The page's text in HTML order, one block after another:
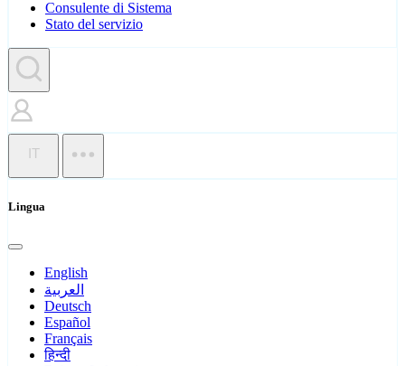
Consulente di Sistema
Stato del servizio
IT
Lingua
English
العربية
Deutsch
Español
Français
हिन्दी